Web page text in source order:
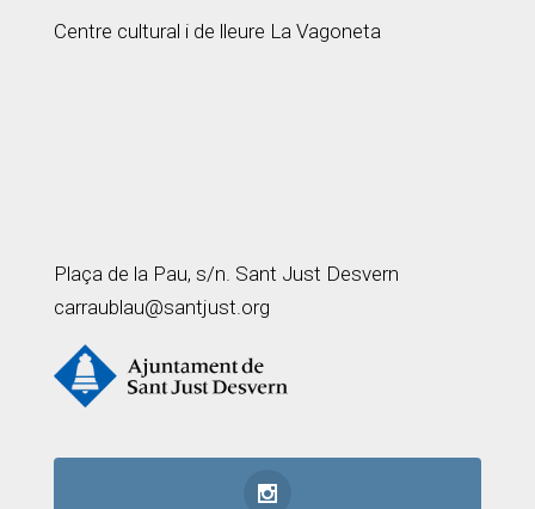
Centre cultural i de lleure La Vagoneta
Plaça de la Pau, s/n. Sant Just Desvern
carraublau@santjust.org